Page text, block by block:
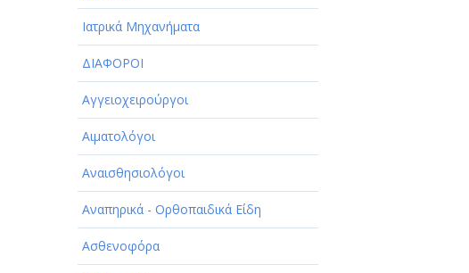
Ιατρικά Μηχανήματα
ΔΙΑΦΟΡΟΙ
Αγγειοχειρούργοι
Αιματολόγοι
Αναισθησιολόγοι
Αναπηρικά - Ορθοπαιδικά Είδη
Ασθενοφόρα